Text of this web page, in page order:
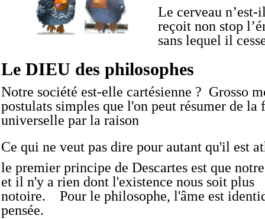
Le DIEU des philosophes
Notre société est-elle cartésienne ? Grosso
postulats simples que l'on peut résumer de
universelle par la raison
Ce qui ne veut pas dire pour autant qu'il est
le premier principe de Descartes est que
et il n'y a rien dont l'existence nous soit plus
notoire. Pour le philosophe, l'âme est
pensée.
Le cerveau
reçoit non stop
sans lequel il